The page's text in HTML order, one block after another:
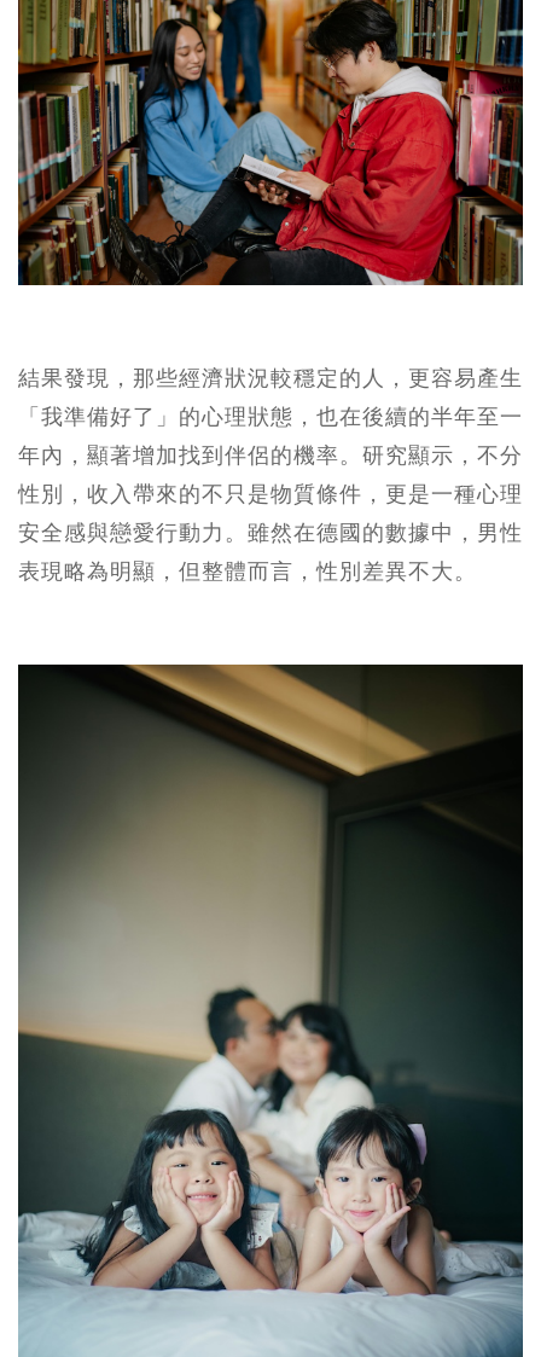
結果發現，那些經濟狀況較穩定的人，更容易產生
「我準備好了」的心理狀態，也在後續的半年至一
年內，顯著增加找到伴侶的機率。研究顯示，不分
性別，收入帶來的不只是物質條件，更是一種心理
安全感與戀愛行動力。雖然在德國的數據中，男性
表現略為明顯，但整體而言，性別差異不大。